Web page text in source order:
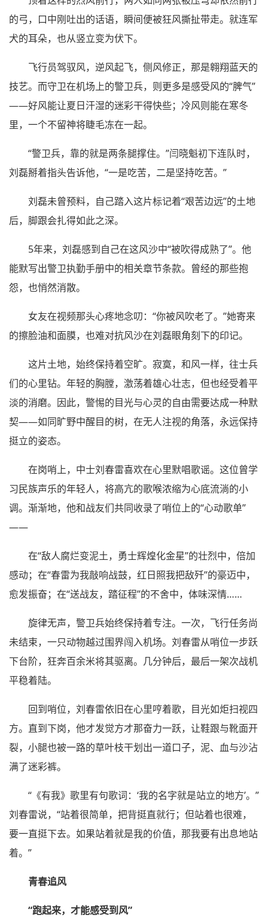
的弓，口中刚吐出的话语，瞬间便被狂风撕扯带走。就连军
犬的耳朵，也从竖立变为伏下。
飞行员驾驭风，逆风起飞，侧风修正，那是翱翔蓝天的
技艺。而守卫在机场上的警卫兵，则更多是感受风的“脾气”
——好风能让夏日汗湿的迷彩干得快些；冷风则能在寒冬
里，一个不留神将睫毛冻在一起。
“警卫兵，靠的就是两条腿撑住。”闫晓魁初下连队时，
刘磊掰着指头告诉他，“一是吃苦，二是坚持吃苦。”
刘磊未曾预料，自己踏入这片标记着“艰苦边远”的土地
后，脚跟会扎得如此之深。
5年来，刘磊感到自己在这风沙中“被吹得成熟了”。他
能默写出警卫执勤手册中的相关章节条款。曾经的那些抱
怨，也悄然消散。
女友在视频那头心疼地念叨：“你被风吹老了。”她寄来
的擦脸油和面膜，也难对抗风沙在刘磊眼角刻下的印记。
这片土地，始终保持着空旷。寂寞，和风一样，往士兵
们的心里钻。年轻的胸膛，激荡着雄心壮志，但也经受着平
淡的消磨。因此，警惕的目光与心灵的自由需要达成一种默
契——如同旷野中醒目的树，在无人注视的角落，永远保持
挺立的姿态。
在岗哨上，中士刘春雷喜欢在心里默唱歌谣。这位曾学
习民族声乐的年轻人，将高亢的歌喉浓缩为心底流淌的小
调。渐渐地，他和战友们共同收录了哨位上的“心动歌单”
——
在“敌人腐烂变泥土，勇士辉煌化金星”的壮烈中，倍加
感动；在“春雷为我敲响战鼓，红日照我把敌歼”的豪迈中，
愈发振奋；在“送战友，踏征程”的不舍中，体味深情……
旋律无声，警卫兵始终保持着专注。一次，飞行任务尚
未结束，一只动物越过围界闯入机场。刘春雷从哨位一步跃
下台阶，狂奔百余米将其驱离。几分钟后，最后一架次战机
平稳着陆。
回到哨位，刘春雷依旧在心里哼着歌，目光如炬扫视四
方。直到下岗，他才发觉方才那奋力一跃，让鞋跟与靴面开
裂，小腿也被一路的草叶枝干划出一道口子，泥、血与沙沾
满了迷彩裤。
“《有我》歌里有句歌词：‘我的名字就是站立的地方’。”
刘春雷说，“站着很简单，把背挺直就行；但站着也很难，
要一直挺下去。如果站着就是我的价值，那我要有出息地站
着。”
青春追风
“跑起来，才能感受到风”